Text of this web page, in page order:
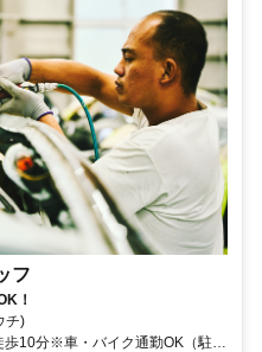
フ
！
チ)
10分※車・バイク通勤OK（駐車